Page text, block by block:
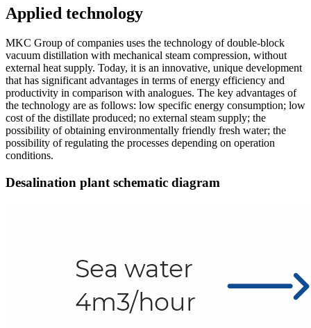
Applied technology
MKC Group of companies uses the technology of double-block
vacuum distillation with mechanical steam compression, without
external heat supply. Today, it is an innovative, unique development
that has significant advantages in terms of energy efficiency and
productivity in comparison with analogues. The key advantages of
the technology are as follows: low specific energy consumption; low
cost of the distillate produced; no external steam supply; the
possibility of obtaining environmentally friendly fresh water; the
possibility of regulating the processes depending on operation
conditions.
Desalination plant schematic diagram